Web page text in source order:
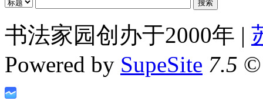
书法家园创办于2000年 |
Powered by SupeSite 7.5 ©